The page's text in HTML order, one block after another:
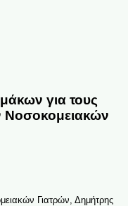
για τους
Νοσοκομειακών
Γιατρών, Δημήτρης